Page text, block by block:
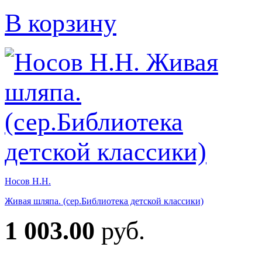
В корзину
Носов Н.Н.
Живая шляпа. (сер.Библиотека детской классики)
1 003.00 руб.